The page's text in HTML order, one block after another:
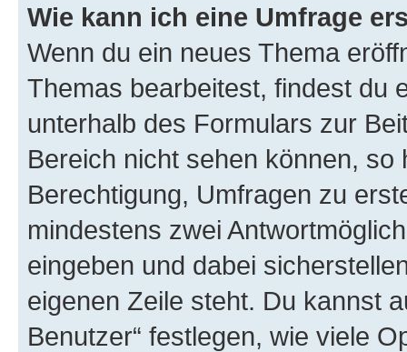
Wie kann ich eine Umfrage
Wenn du ein neues Thema
Themas bearbeitest, findest du
unterhalb des Formulars zur
Bereich nicht sehen können,
Berechtigung, Umfragen zu
mindestens zwei
eingeben und dabei
eigenen Zeile steht. Du kannst
Benutzer“ festlegen, wie viele